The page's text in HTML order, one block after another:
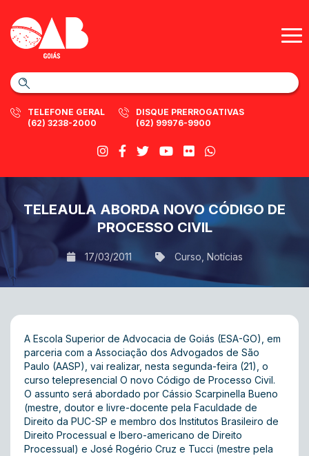
TELEFONE GERAL
(62) 3238-2000
DISQUE PRERROGATIVAS
(62) 99976-9900
TELEAULA ABORDA NOVO CÓDIGO DE
PROCESSO CIVIL
17/03/2011 Curso Notícias
A Escola Superior de Advocacia de Goiás (ESA-GO), em
parceria com a Associação dos Advogados de São
Paulo (AASP), vai realizar, nesta segunda-feira (21), o
curso telepresencial O novo Código de Processo Civil.
O assunto será abordado por Cássio Scarpinella Bueno
(mestre, doutor e livre-docente pela Faculdade de
Direito da PUC-SP e membro dos Institutos Brasileiro de
Direito Processual e Ibero-americano de Direito
Processual) e José Rogério Cruz e Tucci (mestre pela